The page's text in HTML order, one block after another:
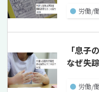
● 労働/
「息子
なぜ失
● 労働/